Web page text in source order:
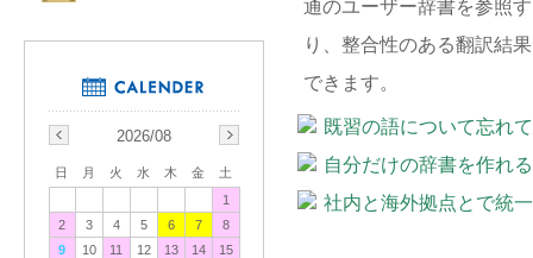
通のユーザー辞書を参照
り、整合性のある翻訳結
できます。
既習の語について忘れ
自分だけの辞書を作れ
社内と海外拠点とで統
2026/08
日 月 火 水 木 金
土
1
2
3 4 5 6 7
8
9
10 11 12 13 14
15